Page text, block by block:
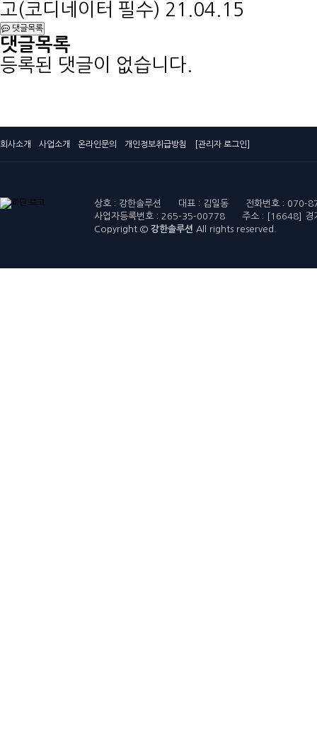
고(코디네이터 필수) 21.04.15
댓글목록
댓글목록
등록된 댓글이 없습니다.
회사소개 사업소개 온라인문의 개인정보취급방침 [관리자 로그인]
상호 : 강한솔루션 대표 : 김일동 전화번호 :
사업자등록번호 : 265-35-00778 주소 : [16648] 경기
Copyright © 강한솔루션 All rights reserved.